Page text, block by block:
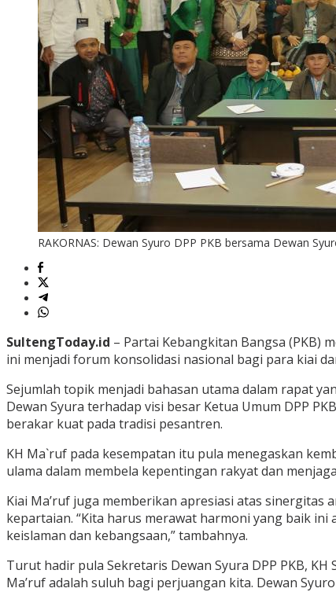
RAKORNAS: Dewan Syuro DPP PKB bersama Dewan
SultengToday.id – Partai Kebangkitan Bangsa (PKB)
ini menjadi forum konsolidasi nasional bagi para kiai
Sejumlah topik menjadi bahasan utama dalam rapat
Dewan Syura terhadap visi besar Ketua Umum DPP
berakar kuat pada tradisi pesantren.
KH Ma`ruf pada kesempatan itu pula menegaskan
ulama dalam membela kepentingan rakyat dan
Kiai Ma’ruf juga memberikan apresiasi atas
kepartaian. “Kita harus merawat harmoni yang baik
keislaman dan kebangsaan,” tambahnya.
Turut hadir pula Sekretaris Dewan Syura DPP PKB,
Ma’ruf adalah suluh bagi perjuangan kita. Dewan